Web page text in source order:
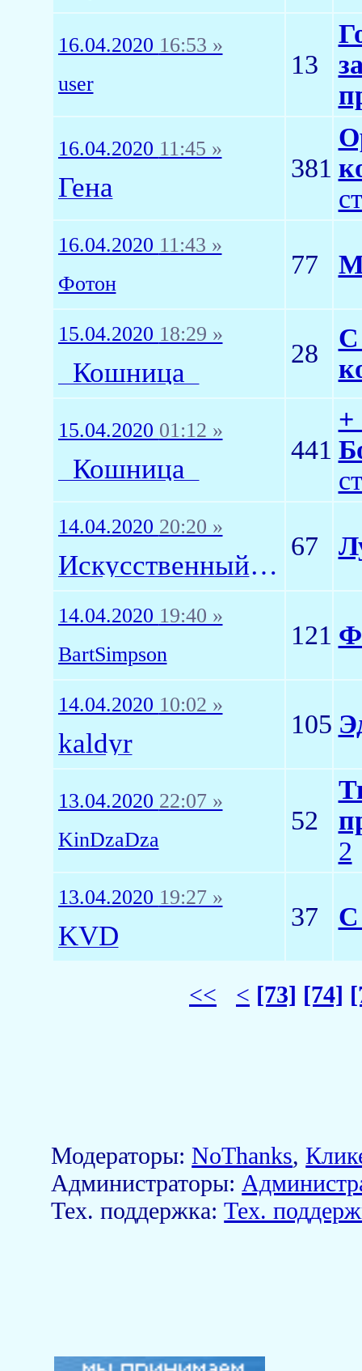
16.04.2020 16:53 »
user
13
16.04.2020 11:45 »
Гена
381
16.04.2020 11:43 »
Фотон
77
15.04.2020 18:29 »
_Кошница_
28
15.04.2020 01:12 »
_Кошница_
441
+
14.04.2020 20:20 »
Искусственный Интеллект1
67
14.04.2020 19:40 »
BartSimpson
121
14.04.2020 10:02 »
kaldyr
105
13.04.2020 22:07 »
KinDzaDza
52
2
13.04.2020 19:27 »
KVD
37 С
<< < [73] [74]
Модераторы:NoThanks,
Aдминистраторы:
Тех. поддержка:Тех.